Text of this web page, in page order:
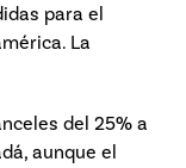
para el
La
del 25% a
aunque el